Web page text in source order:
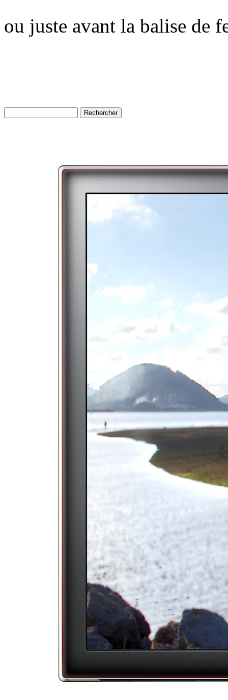
ou juste avant la balise de